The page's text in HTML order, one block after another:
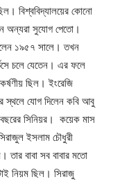
বিশ্ববিদ্যালয়ের কোনো
অন্যরা সুযোগ পেতো।
১৯৫৭ সালে। তখন
চলে যেতেন। এর ফলে
ছিল। ইংরেজি
স্থলে যোগ দিলেন কবি আবু
সিনিয়র। কয়েক মাস
ইসলাম চৌধুরী
তার বাবা সব বাবার মতো
নিয়ম ছিল। সিরাজু